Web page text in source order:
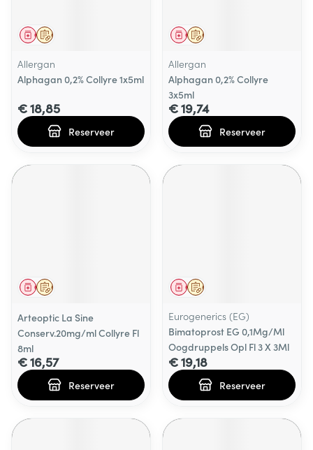
Op voorschrift
Geneesmiddel
Allergan
Alphagan 0,2% Collyre 1x5ml
€ 18,85
Reserveer
Op voorschrift
Geneesmiddel
Allergan
Alphagan 0,2% Collyre
3x5ml
€ 19,74
Reserveer
Op voorschrift
Geneesmiddel
Arteoptic La Sine
Conserv.20mg/ml Collyre Fl
8ml
€ 16,57
Reserveer
Op voorschrift
Geneesmiddel
Eurogenerics (EG)
Bimatoprost EG 0,1Mg/Ml
Oogdruppels Opl Fl 3 X 3Ml
€ 19,18
Reserveer